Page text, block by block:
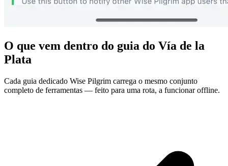
O que vem dentro do guia do Vía de la
Plata
Cada guia dedicado Wise Pilgrim carrega o mesmo conjunto
completo de ferramentas — feito para uma rota, a funcionar offline.